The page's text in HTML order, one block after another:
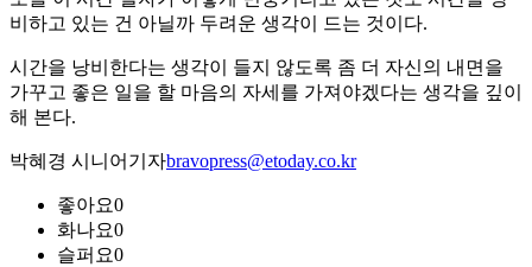
비하고 있는 건 아닐까 두려운 생각이 드는 것이다.
시간을 낭비한다는 생각이 들지 않도록 좀 더 자신의 내면을
가꾸고 좋은 일을 할 마음의 자세를 가져야겠다는 생각을 깊이
해 본다.
박혜경 시니어기자bravopress@etoday.co.kr
좋아요0
화나요0
슬퍼요0